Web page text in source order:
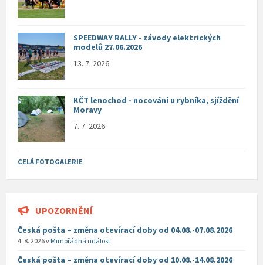
SPEEDWAY RALLY - závody elektrických
modelů 27.06.2026
13. 7. 2026
KČT lenochod - nocování u rybníka, sjíždění
Moravy
7. 7. 2026
CELÁ FOTOGALERIE
UPOZORNĚNÍ
Česká pošta – změna otevírací doby od 04.08.-07.08.2026
4. 8. 2026v Mimořádná událost
Česká pošta – změna otevírací doby od 10.08.-14.08.2026